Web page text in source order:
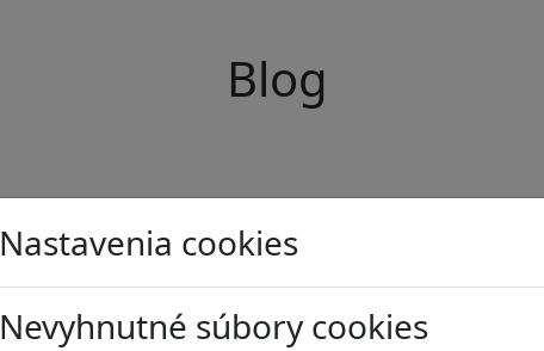
Nastavenia cookies
Nevyhnutné súbory cookies
Blog